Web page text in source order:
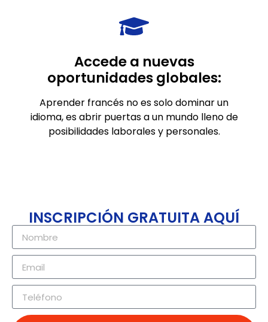
Accede a nuevas
oportunidades globales:
Aprender francés no es solo dominar un
idioma, es abrir puertas a un mundo lleno de
posibilidades laborales y personales.
INSCRIPCIÓN GRATUITA AQUÍ